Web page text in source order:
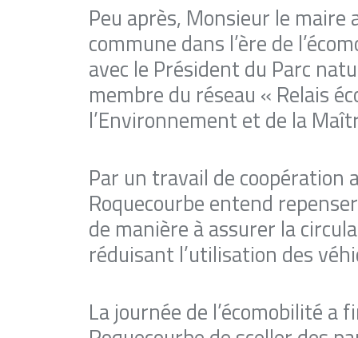
Peu après, Monsieur le
commune dans l’ère de
avec le Président du Parc
membre du réseau « Relais
l’Environnement et de la
Par un travail de coopération
Roquecourbe entend
de manière à assurer la
réduisant l’utilisation des
La journée de l’écomobilité